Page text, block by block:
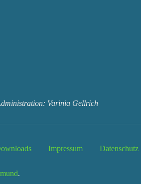
Varinia Gellrich
Impressum Datenschutz
.